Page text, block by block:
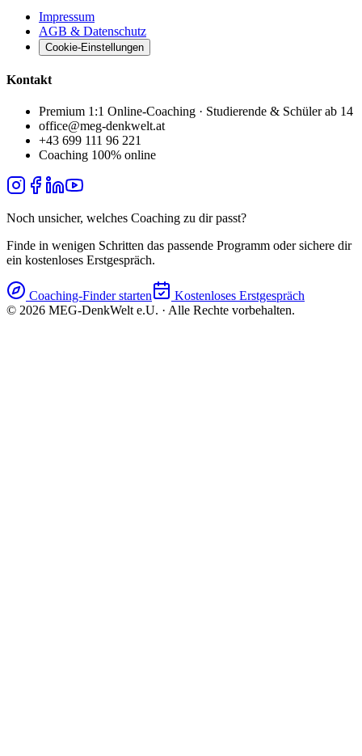
Impressum
AGB & Datenschutz
Cookie-Einstellungen
Kontakt
Premium 1:1 Online-Coaching · Studierende & Schüler ab 14
office@meg-denkwelt.at
+43 699 111 96 221
Coaching 100% online
Noch unsicher, welches Coaching zu dir passt?
Finde in wenigen Schritten das passende Programm oder sichere dir
ein kostenloses Erstgespräch.
Coaching-Finder starten
Kostenloses Erstgespräch
© 2026 MEG-DenkWelt e.U. · Alle Rechte vorbehalten.